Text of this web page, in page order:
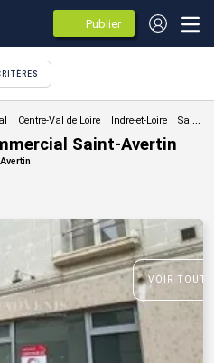
Publier
des
annonces
Saint-Avertin
VOIR